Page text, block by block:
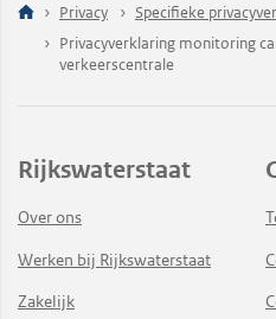
Privacy
Specifieke
Privacyverklaring monitoring
verkeerscentrale
Rijkswaterstaat
Over ons
Werken bij Rijkswaterstaat
Zakelijk